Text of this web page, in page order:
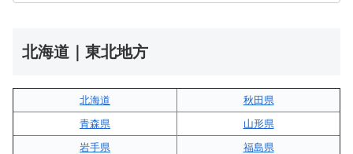
北海道｜東北地方
北海道
秋田県
青森県
山形県
岩手県
福島県